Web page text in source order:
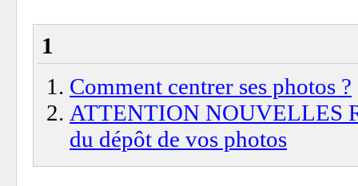
1
Comment centrer ses photos ?
ATTENTION NOUVELLES
du dépôt de vos photos